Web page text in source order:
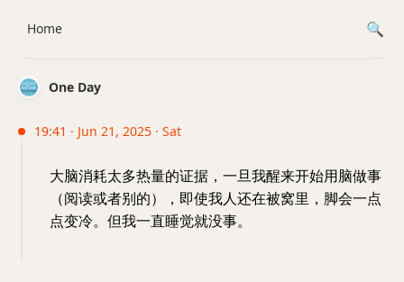
One Day
19:41 · Jun 21, 2025 · Sat
大脑消耗太多热量的证据，一旦我醒来开始用脑做事
（阅读或者别的），即使我人还在被窝里，脚会一点
点变冷。但我一直睡觉就没事。
Home